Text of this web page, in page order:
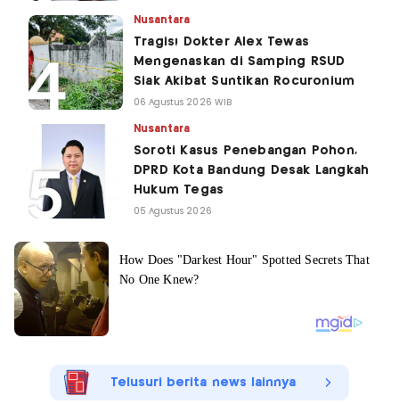
Nusantara
Tragis! Dokter Alex Tewas
Mengenaskan di Samping RSUD
Siak Akibat Suntikan Rocuronium
06 Agustus 2026 WIB
Nusantara
Soroti Kasus Penebangan Pohon,
DPRD Kota Bandung Desak Langkah
Hukum Tegas
05 Agustus 2026
Telusuri berita news lainnya